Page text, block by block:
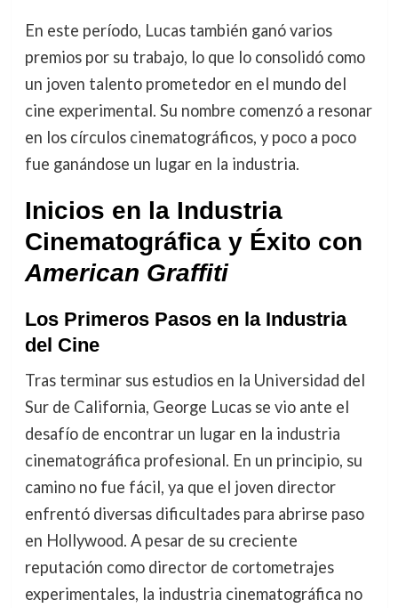
En este período, Lucas también ganó varios
premios por su trabajo, lo que lo consolidó como
un joven talento prometedor en el mundo del
cine experimental. Su nombre comenzó a resonar
en los círculos cinematográficos, y poco a poco
fue ganándose un lugar en la industria.
Inicios en la Industria
Cinematográfica y Éxito con
American Graffiti
Los Primeros Pasos en la Industria
del Cine
Tras terminar sus estudios en la Universidad del
Sur de California, George Lucas se vio ante el
desafío de encontrar un lugar en la industria
cinematográfica profesional. En un principio, su
camino no fue fácil, ya que el joven director
enfrentó diversas dificultades para abrirse paso
en Hollywood. A pesar de su creciente
reputación como director de cortometrajes
experimentales, la industria cinematográfica no